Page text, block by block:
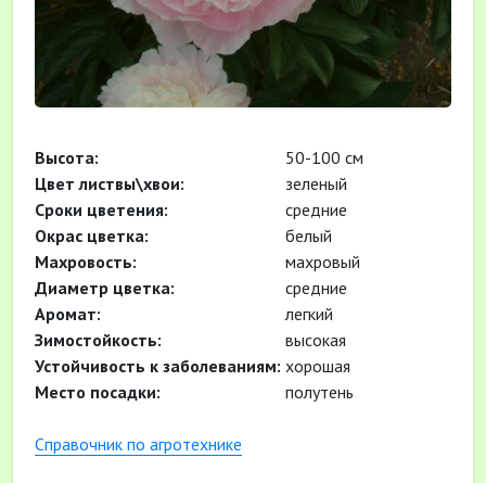
Высота:
50-100 см
Цвет листвы\хвои:
зеленый
Cроки цветения:
средние
Окрас цветка:
белый
Махровость:
махровый
Диаметр цветка:
средние
Аромат:
легкий
Зимостойкость:
высокая
Устойчивость к заболеваниям: хорошая
Место посадки:
полутень
Cправочник по агротехнике